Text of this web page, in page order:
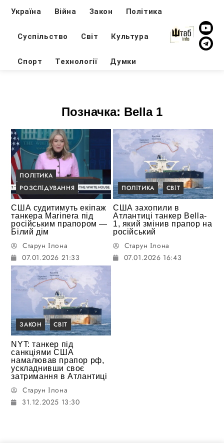
Україна Війна Закон Політика
Суспільство Світ Культура
Спорт Технології Думки
Позначка: Bella 1
ПОЛІТИКА
РОЗСЛІДУВАННЯ
США судитимуть екіпаж
танкера Marinera під
російським прапором —
Білий дім
Старун Ілона
07.01.2026 21:33
ПОЛІТИКА СВІТ
США захопили в
Атлантиці танкер Bella-
1, який змінив прапор на
російський
Старун Ілона
07.01.2026 16:43
ЗАКОН СВІТ
NYT: танкер під
санкціями США
намалював прапор рф,
ускладнивши своє
затримання в Атлантиці
Старун Ілона
31.12.2025 13:30